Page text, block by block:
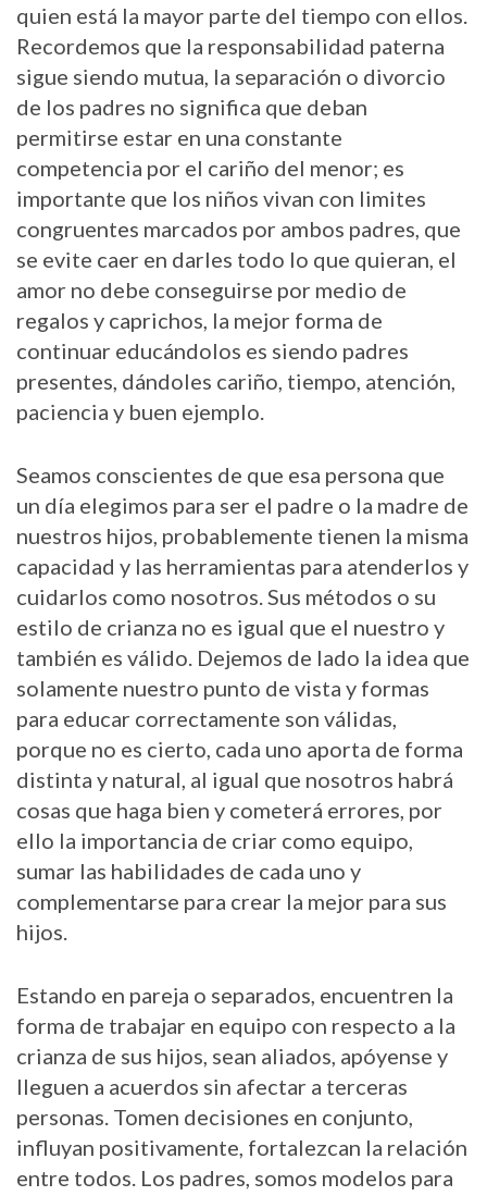
quien está la mayor parte del tiempo con ellos.
Recordemos que la responsabilidad paterna
sigue siendo mutua, la separación o divorcio
de los padres no significa que deban
permitirse estar en una constante
competencia por el cariño del menor; es
importante que los niños vivan con limites
congruentes marcados por ambos padres, que
se evite caer en darles todo lo que quieran, el
amor no debe conseguirse por medio de
regalos y caprichos, la mejor forma de
continuar educándolos es siendo padres
presentes, dándoles cariño, tiempo, atención,
paciencia y buen ejemplo.
Seamos conscientes de que esa persona que
un día elegimos para ser el padre o la madre de
nuestros hijos, probablemente tienen la misma
capacidad y las herramientas para atenderlos y
cuidarlos como nosotros. Sus métodos o su
estilo de crianza no es igual que el nuestro y
también es válido. Dejemos de lado la idea que
solamente nuestro punto de vista y formas
para educar correctamente son válidas,
porque no es cierto, cada uno aporta de forma
distinta y natural, al igual que nosotros habrá
cosas que haga bien y cometerá errores, por
ello la importancia de criar como equipo,
sumar las habilidades de cada uno y
complementarse para crear la mejor para sus
hijos.
Estando en pareja o separados, encuentren la
forma de trabajar en equipo con respecto a la
crianza de sus hijos, sean aliados, apóyense y
lleguen a acuerdos sin afectar a terceras
personas. Tomen decisiones en conjunto,
influyan positivamente, fortalezcan la relación
entre todos. Los padres, somos modelos para